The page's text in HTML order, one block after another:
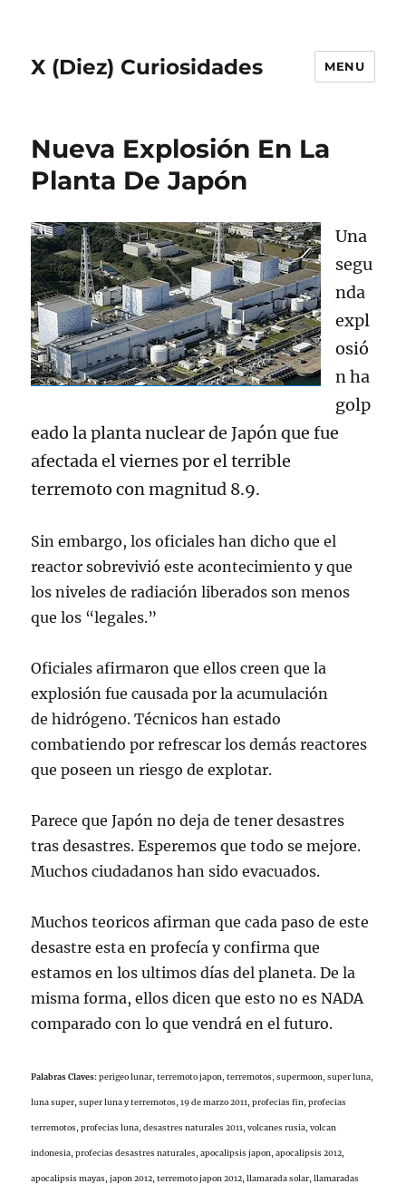
X (Diez) Curiosidades MENU
Nueva Explosión En La
Planta De Japón
Una
segu
nda
expl
osió
n ha
golp
eado la planta nuclear de Japón que fue
afectada el viernes por el terrible
terremoto con magnitud 8.9.
Sin embargo, los oficiales han dicho que el
reactor sobrevivió este acontecimiento y que
los niveles de radiación liberados son menos
que los “legales.”
Oficiales afirmaron que ellos creen que la
explosión fue causada por la acumulación
de hidrógeno. Técnicos han estado
combatiendo por refrescar los demás reactores
que poseen un riesgo de explotar.
Parece que Japón no deja de tener desastres
tras desastres. Esperemos que todo se mejore.
Muchos ciudadanos han sido evacuados.
Muchos teoricos afirman que cada paso de este
desastre esta en profecía y confirma que
estamos en los ultimos días del planeta. De la
misma forma, ellos dicen que esto no es NADA
comparado con lo que vendrá en el futuro.
Palabras Claves:perigeo lunar, terremoto japon, terremotos, supermoon, super luna,
luna super, super luna y terremotos, 19 de marzo 2011, profecias fin, profecias
terremotos, profecias luna, desastres naturales 2011, volcanes rusia, volcan
indonesia, profecias desastres naturales, apocalipsis japon, apocalipsis 2012,
apocalipsis mayas, japon 2012, terremoto japon 2012, llamarada solar, llamaradas